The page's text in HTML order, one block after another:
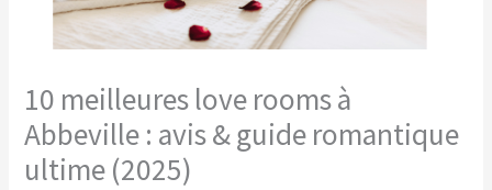
10 meilleures love rooms à
Abbeville : avis & guide romantique
ultime (2025)